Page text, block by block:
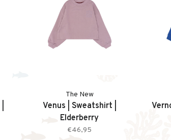
The New
Venus | Sweatshirt |
Elderberry
€46,95